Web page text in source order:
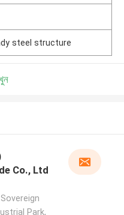
steel structure
Co., Ltd
Park,